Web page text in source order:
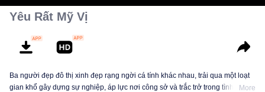
Yêu Rất Mỹ Vị
Ba người đẹp đô thị xinh đẹp rạng ngời cá tính khác nhau, trải qua một loạt
gian khổ gây dựng sự nghiệp, áp lực nơi công sở và trắc trở trong tình cảmMore